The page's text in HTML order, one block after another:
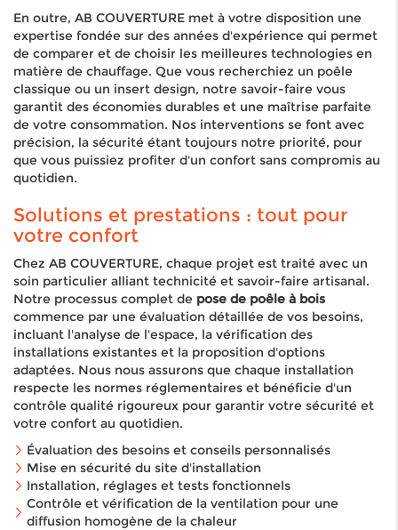
En outre, AB COUVERTURE met à votre disposition une
expertise fondée sur des années d'expérience qui permet
de comparer et de choisir les meilleures technologies en
matière de chauffage. Que vous recherchiez un poêle
classique ou un insert design, notre savoir-faire vous
garantit des économies durables et une maîtrise parfaite
de votre consommation. Nos interventions se font avec
précision, la sécurité étant toujours notre priorité, pour
que vous puissiez profiter d'un confort sans compromis au
quotidien.
Solutions et prestations : tout pour
votre confort
Chez AB COUVERTURE, chaque projet est traité avec un
soin particulier alliant technicité et savoir-faire artisanal.
Notre processus complet de pose de poêle à bois
commence par une évaluation détaillée de vos besoins,
incluant l'analyse de l'espace, la vérification des
installations existantes et la proposition d'options
adaptées. Nous nous assurons que chaque installation
respecte les normes réglementaires et bénéficie d'un
contrôle qualité rigoureux pour garantir votre sécurité et
votre confort au quotidien.
Évaluation des besoins et conseils personnalisés
Mise en sécurité du site d'installation
Installation, réglages et tests fonctionnels
Contrôle et vérification de la ventilation pour une
diffusion homogène de la chaleur